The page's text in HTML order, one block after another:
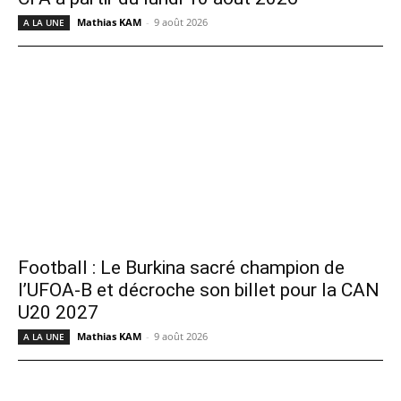
A LA UNE Mathias KAM - 9 août 2026
Football : Le Burkina sacré champion de
l’UFOA-B et décroche son billet pour la CAN
U20 2027
A LA UNE Mathias KAM - 9 août 2026